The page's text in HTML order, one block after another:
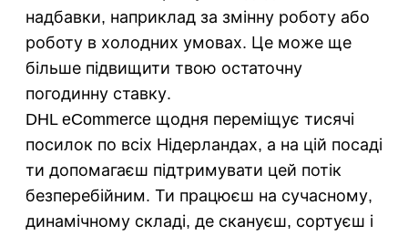
надбавки, наприклад за змінну роботу або
роботу в холодних умовах. Це може ще
більше підвищити твою остаточну
погодинну ставку.
DHL eCommerce щодня переміщує тисячі
посилок по всіх Нідерландах, а на цій посаді
ти допомагаєш підтримувати цей потік
безперебійним. Ти працюєш на сучасному,
динамічному складі, де скануєш, сортуєш і